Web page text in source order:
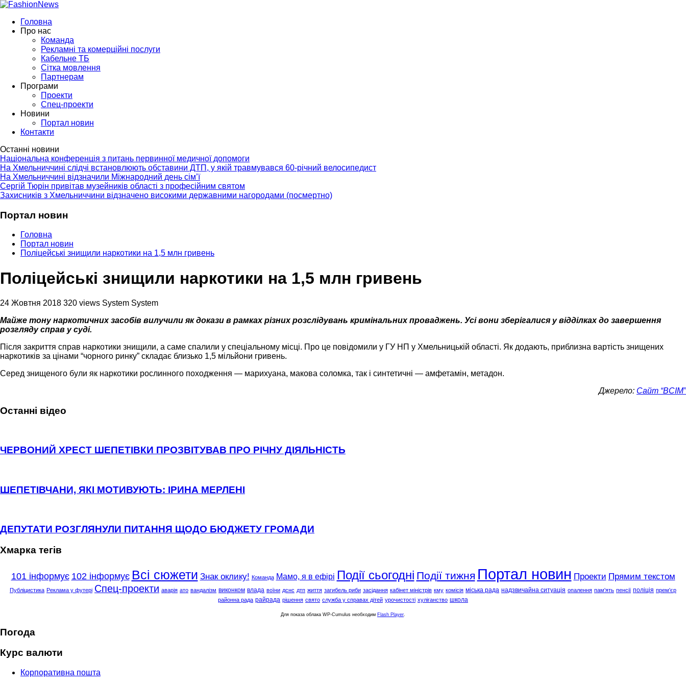
Головна
Про нас
Команда
Рекламні та комерційні послуги
Кабельне ТБ
Сітка мовлення
Партнерам
Програми
Проекти
Спец-проекти
Новини
Портал новин
Контакти
Останні новини
Національна конференція з питань первинної медичної допомоги
На Хмельниччині слідчі встановлюють обставини ДТП, у якій травмувався 60-річний велосипедист
На Хмельниччині відзначили Міжнародний день сім’ї
Сергій Тюрін привітав музейників області з професійним святом
Захисників з Хмельниччини відзначено високими державними нагородами (посмертно)
Портал новин
Головна
Портал новин
Поліцейські знищили наркотики на 1,5 млн гривень
Поліцейські знищили наркотики на 1,5 млн гривень
24 Жовтня 2018 320 views System System
Майже тону наркотичних засобів вилучили як докази в рамках різних розслідувань кримінальних проваджень. Усі вони зберігалися у відділках до завершення
розгляду справ у суді.
Після закриття справ наркотики знищили, а саме спалили у спеціальному місці. Про це повідомили у ГУ НП у Хмельницькій області. Як додають, приблизна вартість знищених
наркотиків за цінами “чорного ринку” складає близько 1,5 мільйони гривень.
Серед знищеного були як наркотики рослинного походження — марихуана, макова соломка, так і синтетичні — амфетамін, метадон.
Джерело: Сайт “ВСІМ”
Останні відео
ЧЕРВОНИЙ ХРЕСТ ШЕПЕТІВКИ ПРОЗВІТУВАВ ПРО РІЧНУ ДІЯЛЬНІСТЬ
ШЕПЕТІВЧАНИ, ЯКІ МОТИВУЮТЬ: ІРИНА МЕРЛЕНІ
ДЕПУТАТИ РОЗГЛЯНУЛИ ПИТАННЯ ЩОДО БЮДЖЕТУ ГРОМАДИ
Хмарка тегів
101 інформує 102 інформує Всі сюжети Знак оклику! Команда Мамо, я в ефірі Події сьогодні Події тижня Портал новин Проекти Прямим текстом
Публіцистика Реклама у футері Спец-проекти аварія ато вандалізм виконком влада воїни дснс дтп життя загибель риби засідання кабінет міністрів кму комісія міська рада надзвичайна ситуація опалення пам'ять пенсії поліція прем'єр
районна рада райрада рішення свято служба у справах дітей урочистості хуліганство школа
Для показа облака WP-Cumulus необходим Flash Player
Погода
Курс валюти
Корпоративна пошта